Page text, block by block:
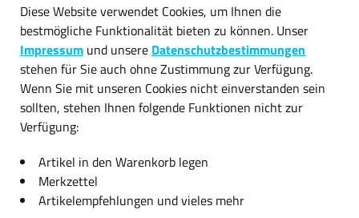
Diese Website verwendet Cookies, um Ihnen die
bestmögliche Funktionalität bieten zu können. Unser
Impressum und unsere Datenschutzbestimmungen
stehen für Sie auch ohne Zustimmung zur Verfügung.
Wenn Sie mit unseren Cookies nicht einverstanden sein
sollten, stehen Ihnen folgende Funktionen nicht zur
Verfügung:
Artikel in den Warenkorb legen
Merkzettel
Artikelempfehlungen und vieles mehr